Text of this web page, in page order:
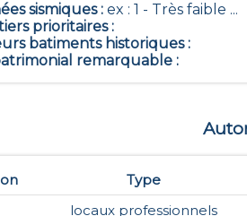
sismiques:ex : 1 - Très faible ...
prioritaires:
batiments historiques:
remarquable :
Type
locaux professionnels